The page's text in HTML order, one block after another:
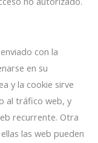
con la
en su
y la cookie sirve
al tráfico web, y
recurrente. Otra
las web pueden